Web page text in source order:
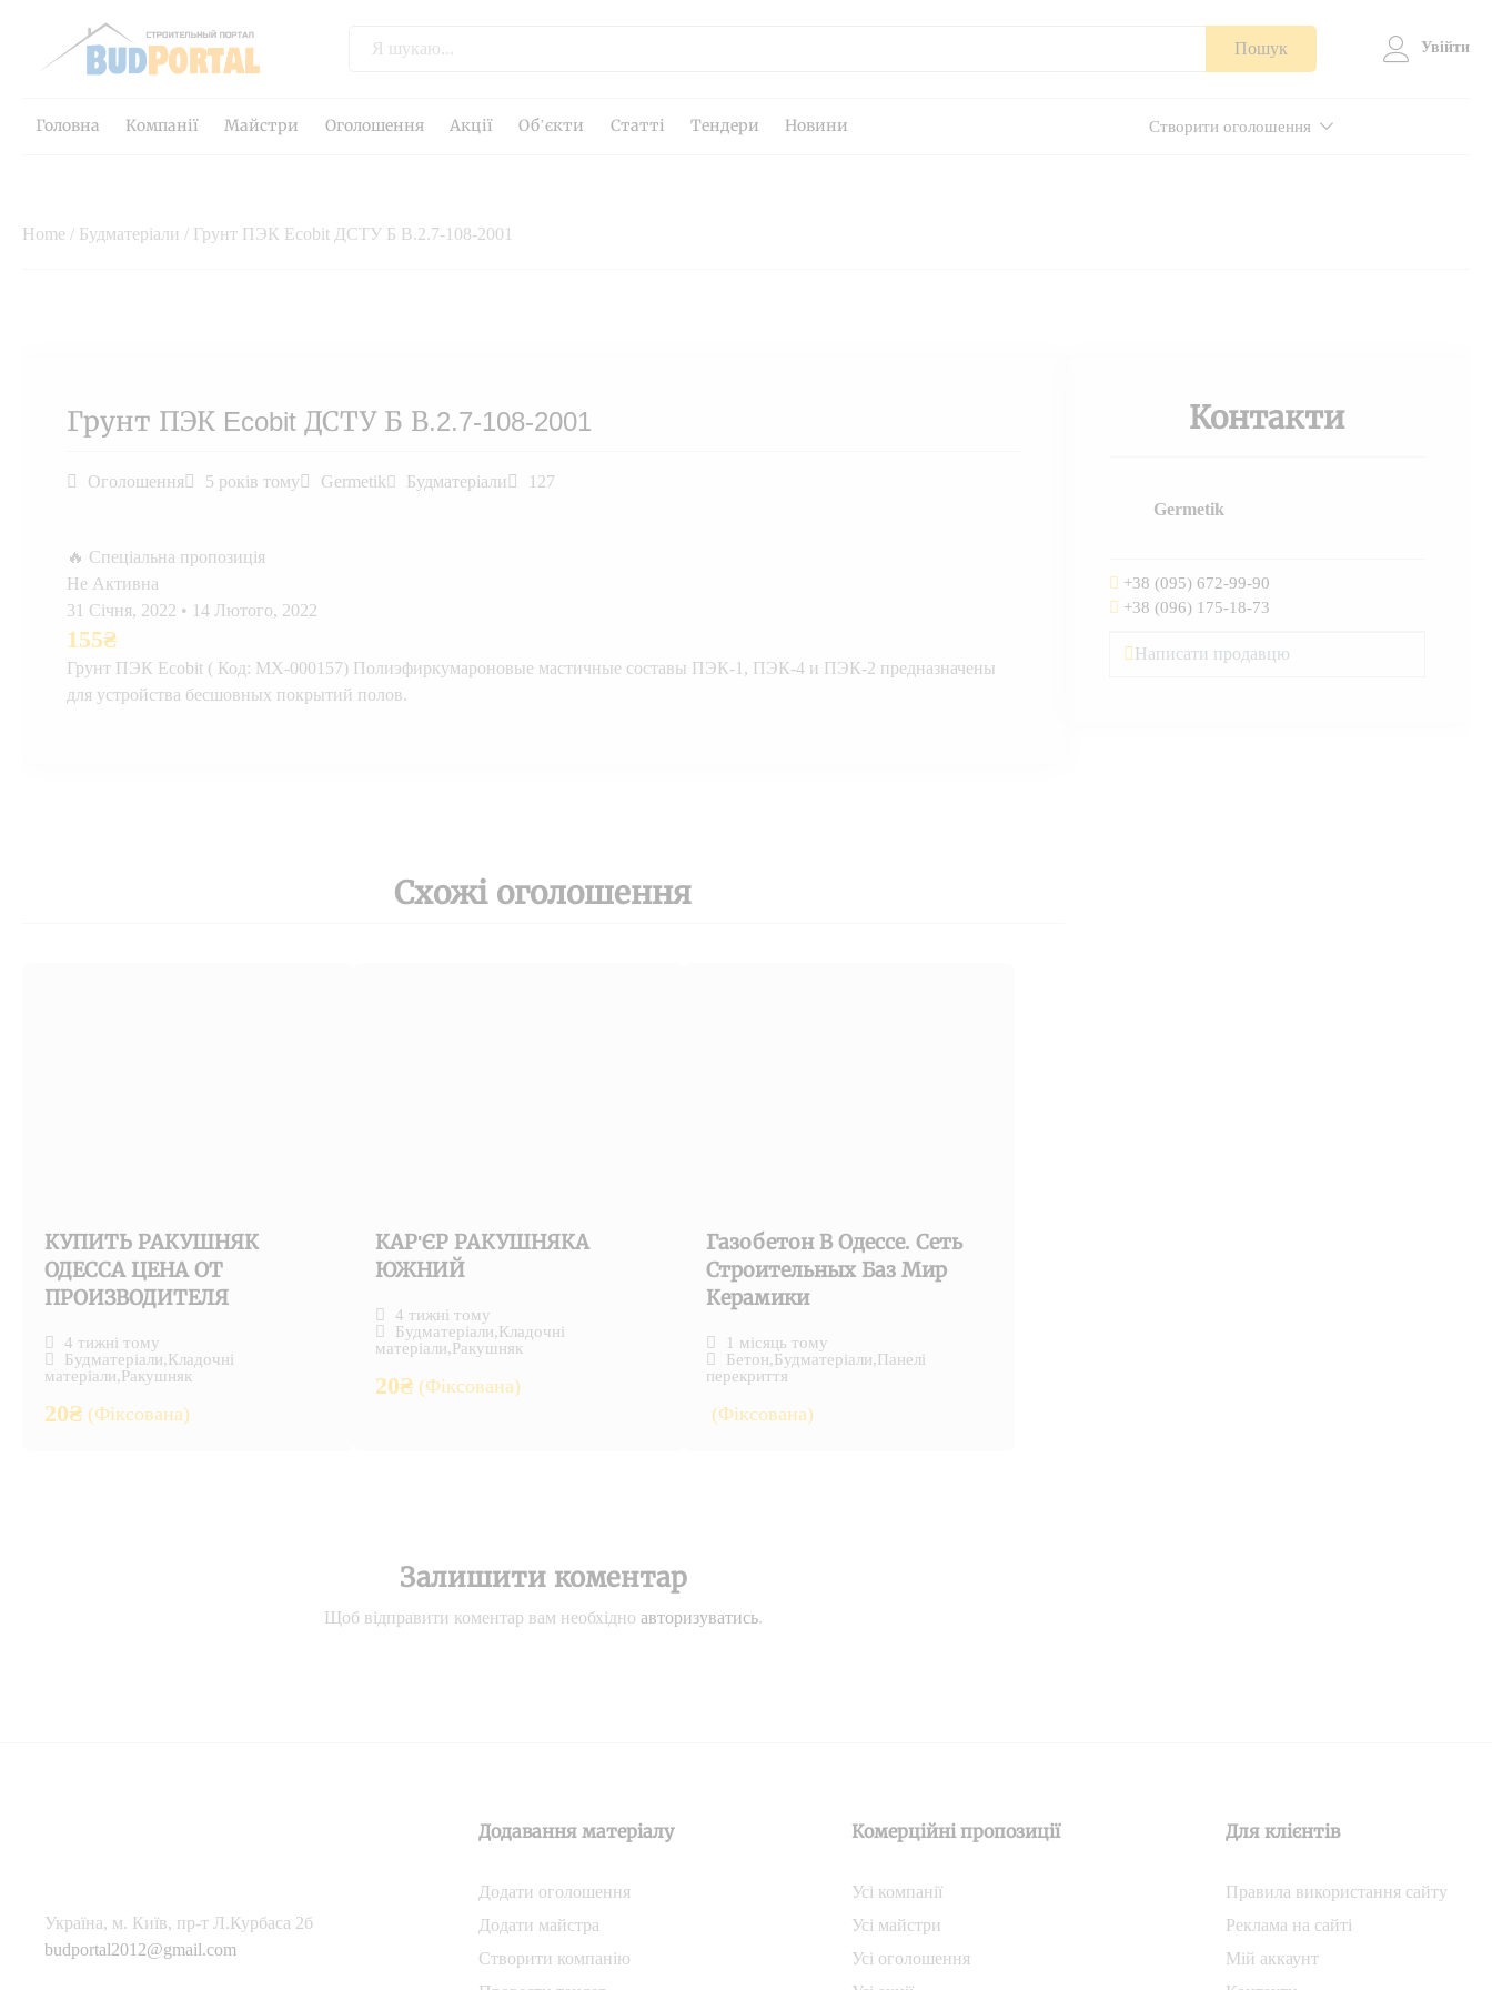
Пошук Увійти
Створити оголошення
Головна Компанії Майстри Оголошення Акції Об’єкти Статті Тендери Новини
Home / Будматеріали / Грунт ПЭК Ecobit ДСТУ Б В.2.7-108-2001
Грунт ПЭК Ecobit ДСТУ Б В.2.7-108-2001
Оголошення 5 років тому Germetik Будматеріали 127
🔥 Спеціальна пропозиція
Не Активна
31 Січня, 2022 • 14 Лютого, 2022
155₴
Грунт ПЭК Ecobit ( Код: МХ-000157) Полиэфиркумароновые мастичные составы ПЭК-1, ПЭК-4 и ПЭК-2 предназначены
для устройства бесшовных покрытий полов.
Схожі оголошення
КУПИТЬ РАКУШНЯК
ОДЕССА ЦЕНА ОТ
ПРОИЗВОДИТЕЛЯ
4 тижні тому
Будматеріали,Кладочні
матеріали,Ракушняк
20₴ (Фіксована)
КАР'ЄР РАКУШНЯКА
ЮЖНИЙ
4 тижні тому
Будматеріали,Кладочні
матеріали,Ракушняк
20₴ (Фіксована)
Газобетон В Одессе. Сеть
Строительных Баз Мир
Керамики
1 місяць тому
Бетон,Будматеріали,Панелі
перекриття
(Фіксована)
Залишити коментар
Щоб відправити коментар вам необхідно авторизуватись.
Контакти
Germetik
+38 (095) 672-99-90
+38 (096) 175-18-73
Написати продавцю
Українa, м. Київ, пр-т Л.Курбаса 2б
budportal2012@gmail.com
Додавання матеріалу
Додати oголошення
Додати майстра
Створити компанiю
Комерційні пропозиції
Усі компанії
Усі майстри
Усі оголошення
Для клієнтів
Правила використання сайту
Реклама на сайті
Мій аккаунт